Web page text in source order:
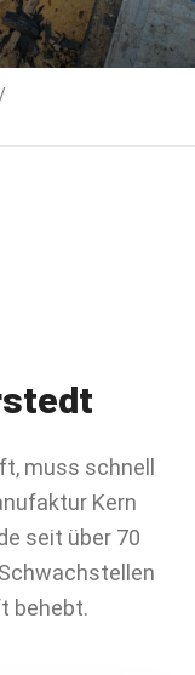
/
muss schnell
Kern
seit über 70
behebt.